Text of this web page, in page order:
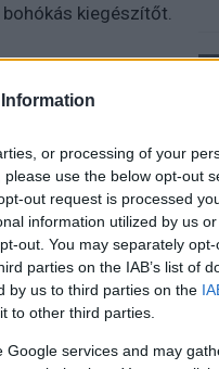
or processing of your
use the below opt-out
out request is processed
information utilized by us
out. You may separately
parties on the IAB’s list of
by us to third parties on the
to other third parties.
services and may
kiegészítőt.
this happen 😂
Price csak egyetlen
hogy ez éppen bal,